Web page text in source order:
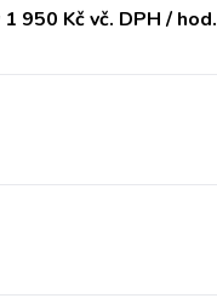
950 Kč vč. DPH / hod.